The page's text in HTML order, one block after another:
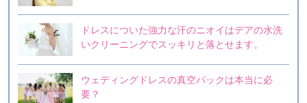
ドレスについた強力な汗のニオイはデアの水洗
いクリーニングでスッキリと落とせます。
ウェディングドレスの真空パックは本当に必
要？